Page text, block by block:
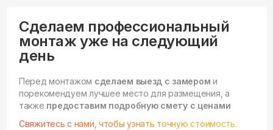
Сделаем профессиональный
монтаж уже на следующий
день
Перед монтажом сделаем выезд с замером и
порекомендуем лучшее место для размещения, а
также предоставим подробную смету с ценами
Свяжитесь с нами, чтобы узнать точную стоимость.